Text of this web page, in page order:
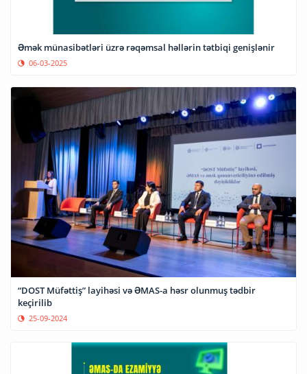
Əmək münasibətləri üzrə rəqəmsal həllərin tətbiqi genişlənir
06-03-2025
“DOST Müfəttiş” layihəsi və ƏMAS-a həsr olunmuş tədbir
keçirilib
25-09-2024